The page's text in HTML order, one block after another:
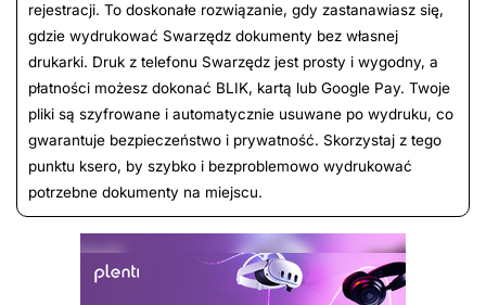
rejestracji. To doskonałe rozwiązanie, gdy zastanawiasz się,
gdzie wydrukować Swarzędz dokumenty bez własnej
drukarki. Druk z telefonu Swarzędz jest prosty i wygodny, a
płatności możesz dokonać BLIK, kartą lub Google Pay. Twoje
pliki są szyfrowane i automatycznie usuwane po wydruku, co
gwarantuje bezpieczeństwo i prywatność. Skorzystaj z tego
punktu ksero, by szybko i bezproblemowo wydrukować
potrzebne dokumenty na miejscu.